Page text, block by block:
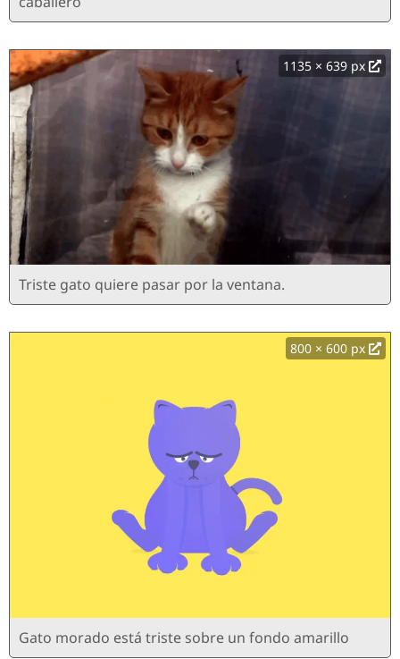
1135 × 639 px
Triste gato quiere pasar por la ventana.
800 × 600 px
Gato morado está triste sobre un fondo amarillo